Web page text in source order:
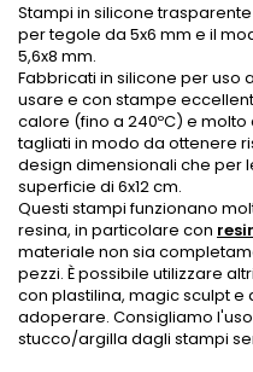
Stampi in silicone
per tegole da 5x6 mm e il
5,6x8 mm.
Fabbricati in silicone per uso
usare e con stampe
calore (fino a 240ºC) e molto
tagliati in modo da ottenere
design dimensionali che per
superficie di 6x12 cm.
Questi stampi funzionano
resina, in particolare con
materiale non sia
pezzi. È possibile utilizzare
con plastilina, magic sculpt e
adoperare. Consigliamo
stucco/argilla dagli stampi